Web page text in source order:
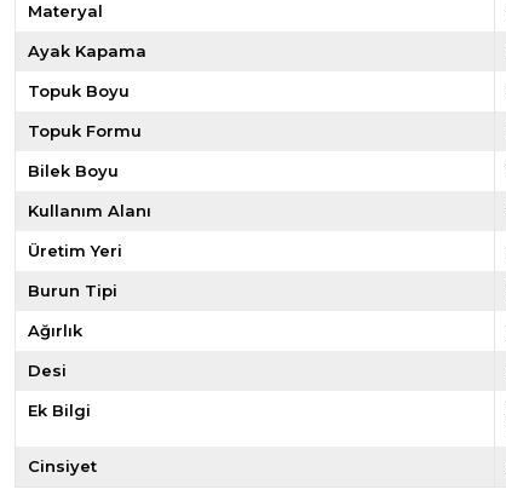
Materyal
Ayak Kapama
Topuk Boyu
Topuk Formu
Bilek Boyu
Kullanım Alanı
Üretim Yeri
Burun Tipi
Ağırlık
Desi
Ek Bilgi
Cinsiyet